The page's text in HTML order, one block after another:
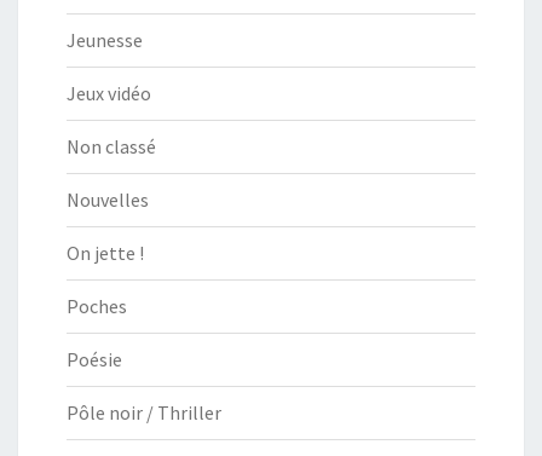
Jeunesse
Jeux vidéo
Non classé
Nouvelles
On jette !
Poches
Poésie
Pôle noir / Thriller